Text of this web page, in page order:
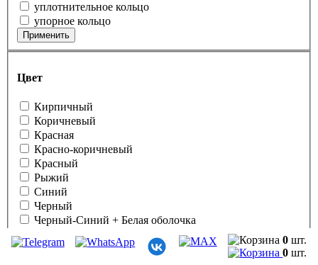
уплотнительное кольцо
упорное кольцо
Применить
Цвет
Кирпичный
Коричневый
Красная
Красно-коричневый
Красный
Рыжий
Синий
Черный
Черный-Синий + Белая оболочка
Черный с синей маркировочной полосой
черный
0 шт.
0 шт.